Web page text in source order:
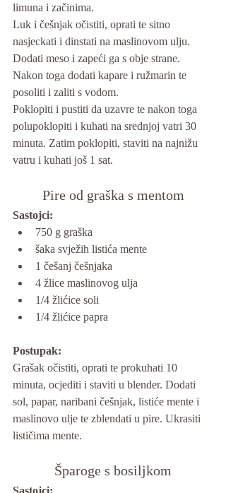
limuna i začinima.
Luk i češnjak očistiti, oprati te sitno
nasjeckati i dinstati na maslinovom ulju.
Dodati meso i zapeći ga s obje strane.
Nakon toga dodati kapare i ružmarin te
posoliti i zaliti s vodom.
Poklopiti i pustiti da uzavre te nakon toga
polupoklopiti i kuhati na srednjoj vatri 30
minuta. Zatim poklopiti, staviti na najnižu
vatru i kuhati još 1 sat.
Pire od graška s mentom
Sastojci:
750 g graška
šaka svježih listića mente
1 češanj češnjaka
4 žlice maslinovog ulja
1/4 žlićice soli
1/4 žlićice papra
Postupak:
Grašak očistiti, oprati te prokuhati 10
minuta, ocjediti i staviti u blender. Dodati
sol, papar, naribani češnjak, listiće mente i
maslinovo ulje te zblendati u pire. Ukrasiti
lističima mente.
Šparoge s bosiljkom
Sastojci: